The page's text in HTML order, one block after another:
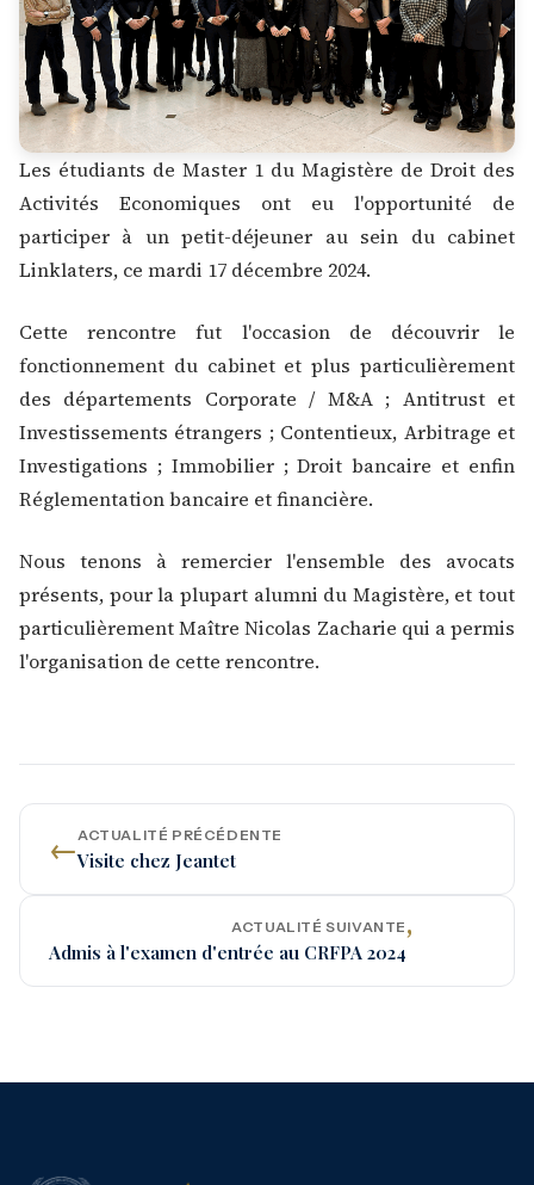
Les étudiants de Master 1 du Magistère de Droit des
Activités Economiques ont eu l'opportunité de
participer à un petit-déjeuner au sein du cabinet
Linklaters, ce mardi 17 décembre 2024.
Cette rencontre fut l'occasion de découvrir le
fonctionnement du cabinet et plus particulièrement
des départements Corporate / M&A ; Antitrust et
Investissements étrangers ; Contentieux, Arbitrage et
Investigations ; Immobilier ; Droit bancaire et enfin
Réglementation bancaire et financière.
Nous tenons à remercier l'ensemble des avocats
présents, pour la plupart alumni du Magistère, et tout
particulièrement Maître Nicolas Zacharie qui a permis
l'organisation de cette rencontre.
←ACTUALITÉ PRÉCÉDENTE
Visite chez Jeantet
ACTUALITÉ SUIVANTE
Admis à l'examen d'entrée au CRFPA 2024’